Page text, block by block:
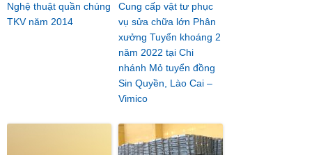
Nghệ thuật quần chúng
TKV năm 2014
Cung cấp vật tư phục
vụ sửa chữa lớn Phân
xưởng Tuyển khoáng 2
năm 2022 tại Chi
nhánh Mỏ tuyển đồng
Sin Quyền, Lào Cai –
Vimico